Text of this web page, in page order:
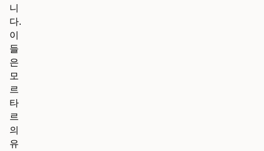
니
다.
이
들
은
모
르
타
르
의
유